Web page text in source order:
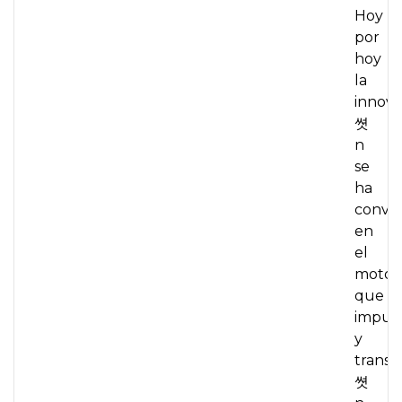
Hoy
por
hoy
la
쎳
n
se
ha
en
el
motor
que
y
쎳